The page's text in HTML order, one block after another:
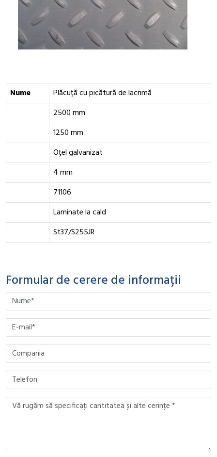
Nume
Plăcuță cu picătură de lacrimă
2500 mm
1250 mm
Oțel galvanizat
4 mm
71106
Laminate la cald
St37/S255JR
Formular de cerere de informații
Please leave this field empty.
Please leave this field empty.
Please leave this field empty.
Please leave this field empty.